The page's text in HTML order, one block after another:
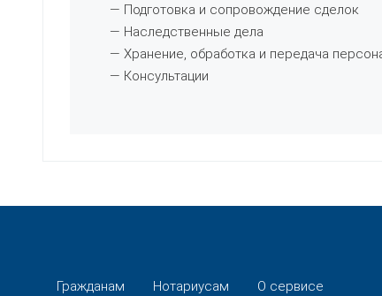
— Подготовка и сопровождение сделок
— Наследственные дела
— Хранение, обработка и передача
— Консультации
Гражданам Нотариусам О сервисе